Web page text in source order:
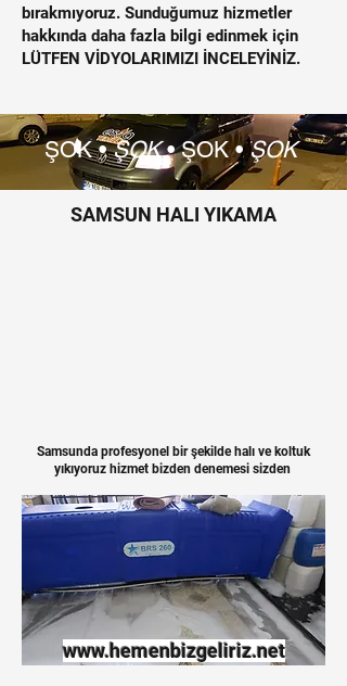
bırakmıyoruz. Sunduğumuz hizmetler
hakkında daha fazla bilgi edinmek için
LÜTFEN VİDYOLARIMIZI İNCELEYİNİZ.
ŞOK •ŞOK• ŞOK •ŞOK
SAMSUN HALI YIKAMA
Samsunda profesyonel bir şekilde halı ve koltuk
yıkıyoruz hizmet bizden denemesi sizden
www.hemenbizgeliriz.net